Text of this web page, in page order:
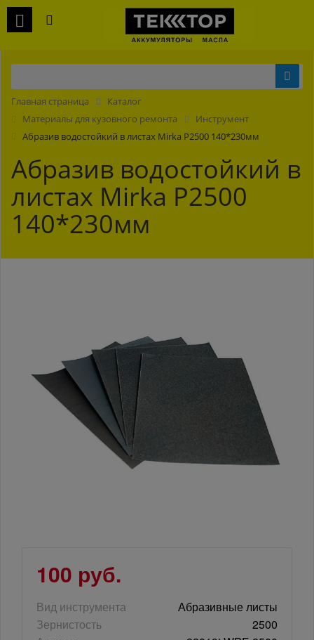
Главная страница
Каталог
Материалы для кузовного ремонта
Инструмент
Абразив водостойкий в листах Mirka P2500 140*230мм
Абразив водостойкий в
листах Mirka P2500
140*230мм
100 руб.
Вид инструмента
Абразивные листы
Зернистость
2500